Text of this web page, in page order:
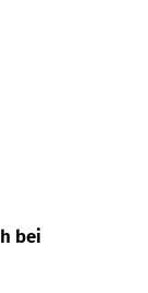
bei